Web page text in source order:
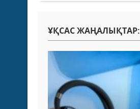
ҰҚСАС ЖАҢАЛЫҚТАР: